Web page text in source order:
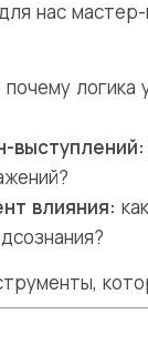
нас
почему логика
выступлений:
влияния: